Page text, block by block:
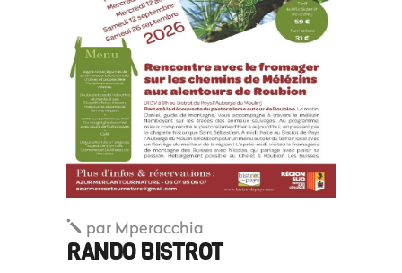
par Mperacchia
RANDO BISTROT